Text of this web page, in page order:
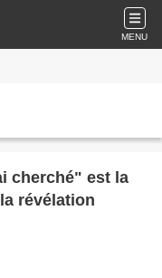
MENU
cherché" est la
révélation